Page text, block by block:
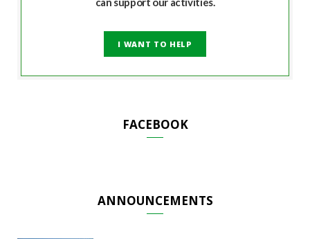
I WANT TO HELP
FACEBOOK
ANNOUNCEMENTS